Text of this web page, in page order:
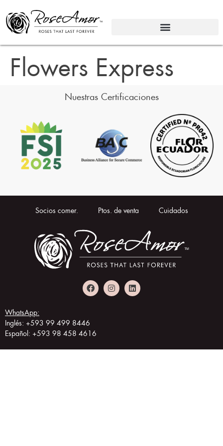
Flowers Express
Nuestras Certificaciones
Socios comer. Ptos. de venta Cuidados
WhatsApp:
Inglés: +593 99 499 8446
Español: +593 98 458 4616